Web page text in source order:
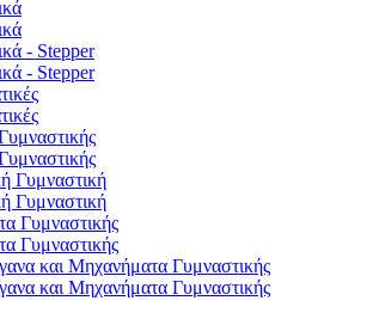
- Stepper
- Stepper
Γυμναστική
Γυμναστική
Γυμναστικής
Γυμναστικής
και Μηχανήματα Γυμναστικής
και Μηχανήματα Γυμναστικής